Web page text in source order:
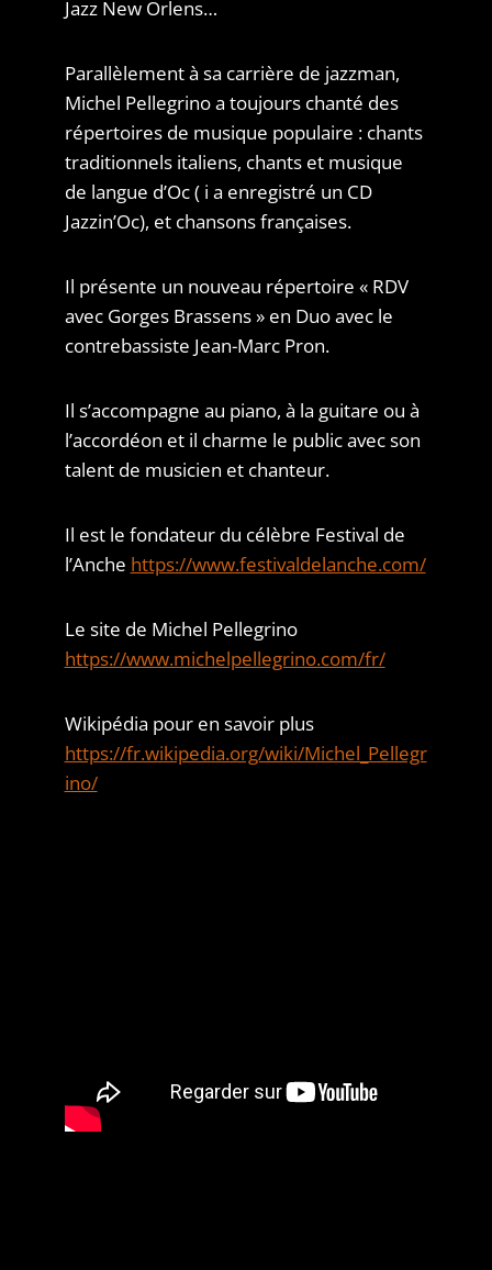
Jazz New Orlens…
Parallèlement à sa carrière de jazzman,
Michel Pellegrino a toujours chanté des
répertoires de musique populaire : chants
traditionnels italiens, chants et musique
de langue d’Oc ( i a enregistré un CD
Jazzin’Oc), et chansons françaises.
Il présente un nouveau répertoire « RDV
avec Gorges Brassens » en Duo avec le
contrebassiste Jean-Marc Pron.
Il s’accompagne au piano, à la guitare ou à
l’accordéon et il charme le public avec son
talent de musicien et chanteur.
Il est le fondateur du célèbre Festival de
l’Anche https://www.festivaldelanche.com/
Le site de Michel Pellegrino
https://www.michelpellegrino.com/fr/
Wikipédia pour en savoir plus
https://fr.wikipedia.org/wiki/Michel_Pellegr
ino/